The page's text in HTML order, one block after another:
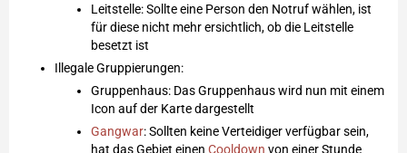
Leitstelle: Sollte eine Person den Notruf wählen, ist
für diese nicht mehr ersichtlich, ob die Leitstelle
besetzt ist
Illegale Gruppierungen:
Gruppenhaus: Das Gruppenhaus wird nun mit einem
Icon auf der Karte dargestellt
Gangwar: Sollten keine Verteidiger verfügbar sein,
hat das Gebiet einen Cooldown von einer Stunde